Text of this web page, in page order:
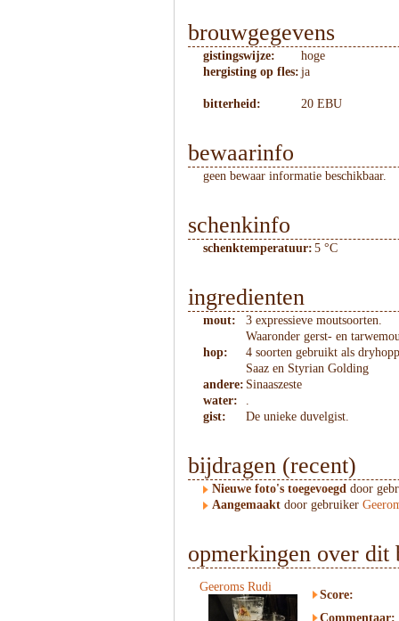
brouwgegevens
gistingswijze:
hoge
hergisting op fles: ja
bitterheid: 20 EBU
bewaarinfo
geen bewaar informatie beschikbaar.
schenkinfo
schenktemperatuur: 5 °C
ingredienten
mout:
3 expressieve moutsoorten.
Waaronder gerst- en
hop:
4 soorten gebruikt als
Saaz en Styrian Golding
andere: Sinaaszeste
water:
.
gist:
De unieke duvelgist.
bijdragen (recent)
Nieuwe foto's toegevoegd door
Aangemaakt door gebruiker
opmerkingen over dit
Geeroms Rudi
Score:
Commentaar: